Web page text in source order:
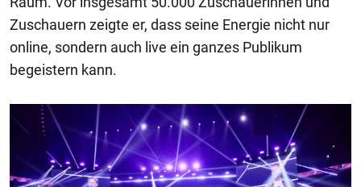
Zuschauern zeigte er, dass seine Energie nicht nur
online, sondern auch live ein ganzes Publikum
begeistern kann.